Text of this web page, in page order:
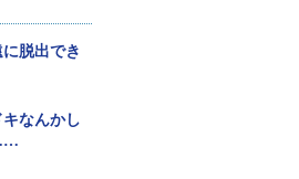
脱出でき
なんかし